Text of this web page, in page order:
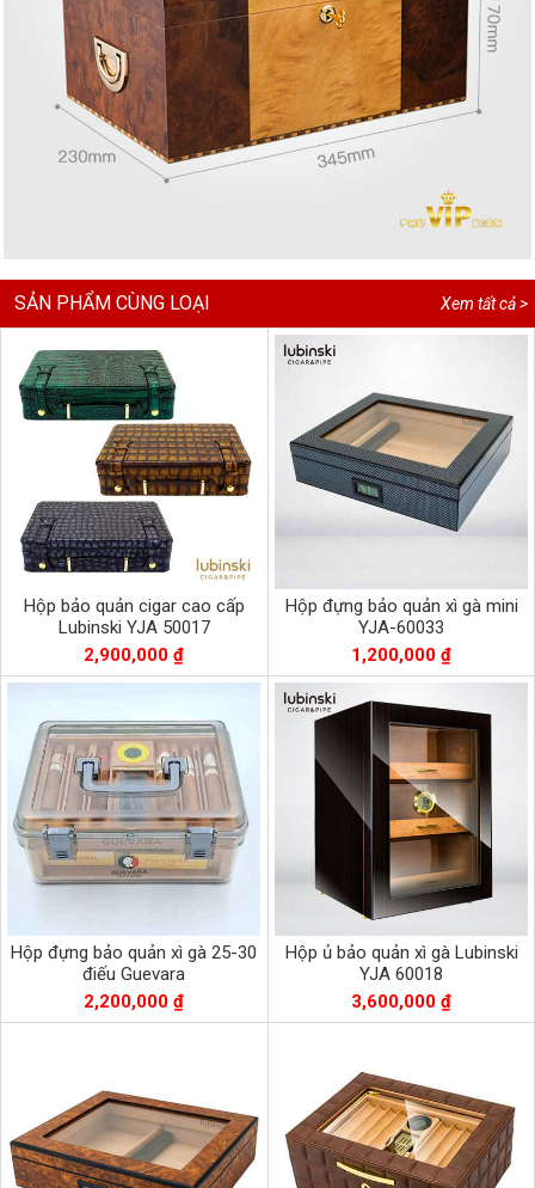
Xem tất cả >
SẢN PHẨM CÙNG LOẠI
Hộp bảo quản cigar cao cấp
Lubinski YJA 50017
2,900,000 ₫
Hộp đựng bảo quản xì gà mini
YJA-60033
1,200,000 ₫
Hộp đựng bảo quản xì gà 25-30
điếu Guevara
2,200,000 ₫
Hộp ủ bảo quản xì gà Lubinski
YJA 60018
3,600,000 ₫